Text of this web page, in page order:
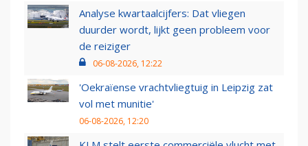
Analyse kwartaalcijfers: Dat vliegen
duurder wordt, lijkt geen probleem voor
de reiziger
06-08-2026, 12:22
'Oekraïense vrachtvliegtuig in Leipzig zat
vol met munitie'
06-08-2026, 12:20